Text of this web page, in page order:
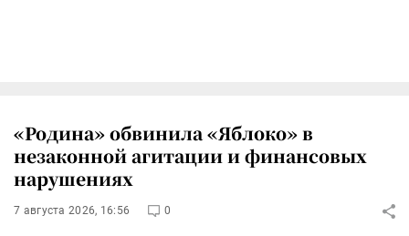
«Родина» обвинила «Яблоко» в
незаконной агитации и финансовых
нарушениях
7 августа 2026, 16:56 0